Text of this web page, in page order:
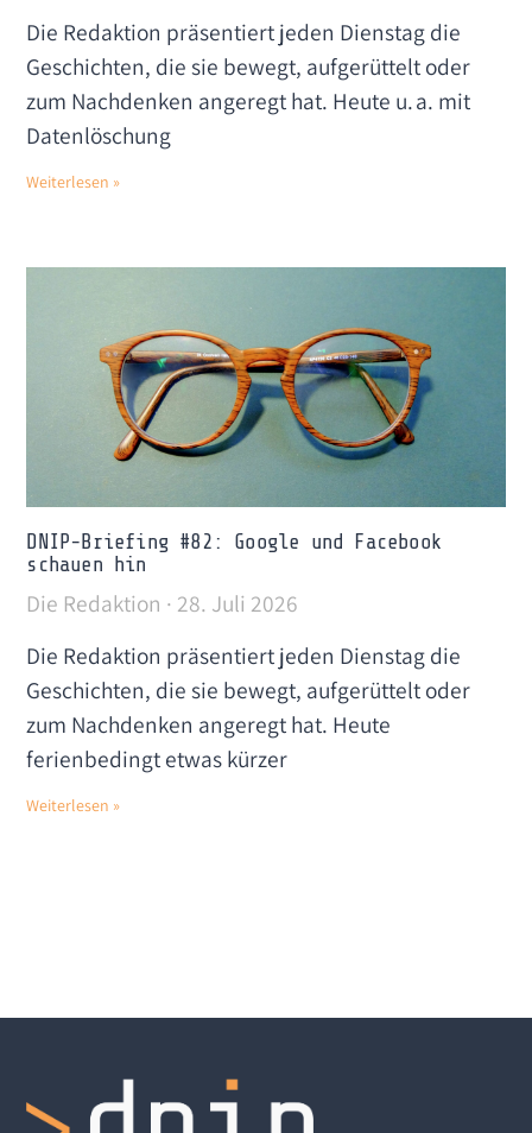
Die Redaktion präsentiert jeden Dienstag die
Geschichten, die sie bewegt, aufgerüttelt oder
zum Nachdenken angeregt hat. Heute u. a. mit
Datenlöschung
Weiterlesen »
DNIP-Briefing #82: Google und Facebook
schauen hin
Die Redaktion
28. Juli 2026
Die Redaktion präsentiert jeden Dienstag die
Geschichten, die sie bewegt, aufgerüttelt oder
zum Nachdenken angeregt hat. Heute
ferienbedingt etwas kürzer
Weiterlesen »